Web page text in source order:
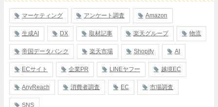
マーケティング アンケート調査 Amazon
生成AI DX 取材記事 楽天グループ 物流
帝国データバンク 楽天市場 Shopify AI
ECサイト 企業PR LINEヤフー 越境EC
AnyReach 消費者調査 EC 市場調査
SNS